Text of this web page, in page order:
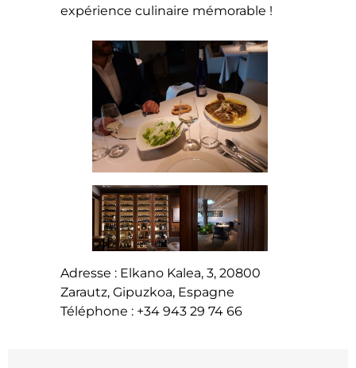
expérience culinaire mémorable !
Adresse : Elkano Kalea, 3, 20800
Zarautz, Gipuzkoa, Espagne
Téléphone : +34 943 29 74 66